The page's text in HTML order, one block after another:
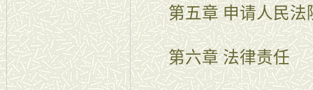
第五章 申请人民法
第六章 法律责任